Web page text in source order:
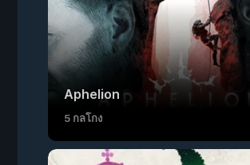
Aphelion
5 กลโกง